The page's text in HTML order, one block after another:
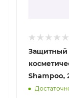
Защитный
Shampoo,